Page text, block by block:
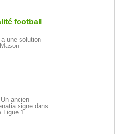
football
a une solution
ancien
signe dans
Ligue 1…